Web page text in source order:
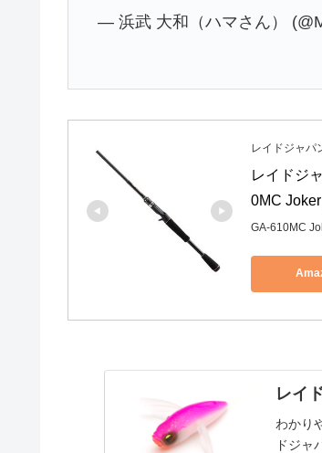
— 浜武 大和（ハマさん）
レイドジャパ
レイドジ
0MC
GA-610MC
レイ
わかり
ドジャ